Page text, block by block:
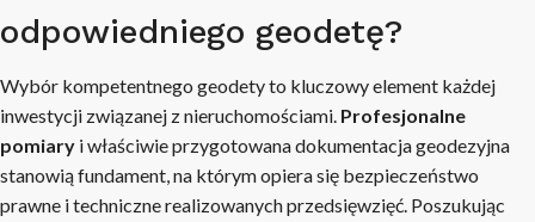
odpowiedniego geodetę?
Wybór kompetentnego geodety to kluczowy element każdej
inwestycji związanej z nieruchomościami. Profesjonalne
pomiary i właściwie przygotowana dokumentacja geodezyjna
stanowią fundament, na którym opiera się bezpieczeństwo
prawne i techniczne realizowanych przedsięwzięć. Poszukując